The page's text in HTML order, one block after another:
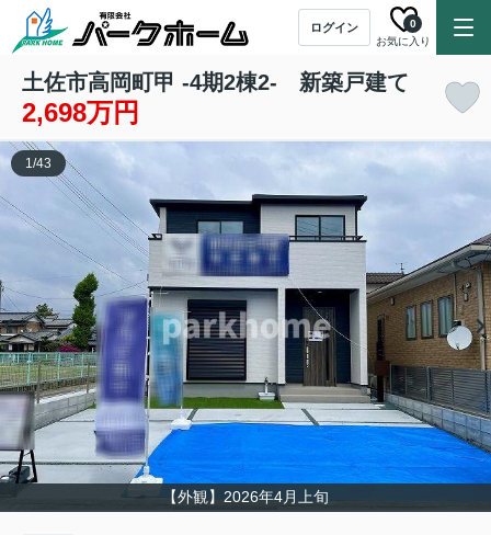
ログイン
お気に入り
0
土佐市高岡町甲 -4期2棟2- 新築戸建て
2,698万円
【外観】2026年4月上旬
1/43